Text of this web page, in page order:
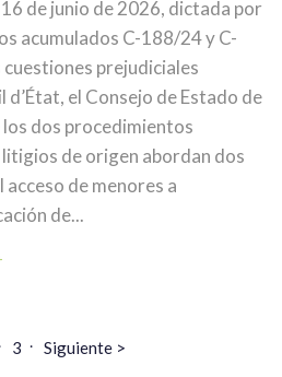
16 de junio de 2026, dictada por
acumulados C-188/24 y C-
prejudiciales
el Consejo de Estado de
los dos procedimientos
de origen abordan dos
de menores a
de...
3 Siguiente >